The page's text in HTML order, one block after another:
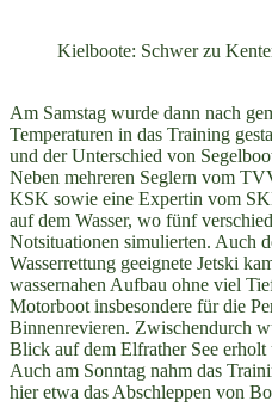
Kielboote: Schwer zu
Am Samstag wurde dann nach
Temperaturen in das Training
und der Unterschied von
Neben mehreren Seglern vom
KSK sowie eine Expertin vom
auf dem Wasser, wo fünf
Notsituationen simulierten. Auch
Wasserrettung geeignete Jetski
wassernahen Aufbau ohne viel
Motorboot insbesondere für die
Binnenrevieren. Zwischendurch
Blick auf dem Elfrather See
Auch am Sonntag nahm das
hier etwa das Abschleppen von